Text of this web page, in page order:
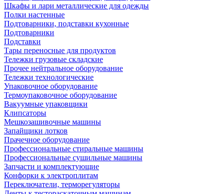
Шкафы и лари металлические для одежды
Полки настенные
Подтоварники, подставки кухонные
Подтоварники
Подставки
Тары переносные для продуктов
Тележки грузовые складские
Прочее нейтральное оборудование
Тележки технологические
Упаковочное оборудование
Термоупаковочное оборудование
Вакуумные упаковщики
Клипсаторы
Мешкозашивочные машины
Запайщики лотков
Прачечное оборудование
Профессиональные стиральные машины
Профессиональные сушильные машины
Запчасти и комплектующие
Конфорки к электроплитам
Переключатели, терморегуляторы